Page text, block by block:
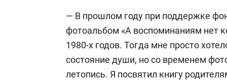
художественный факультет ВГИКа.
С 1982 года — член союза
художников РФ.
— В прошлом году при поддержке
фотоальбом «А воспоминаниям нет
1980-х годов. Тогда мне просто
состояние души, но со временем
летопись. Я посвятил книгу